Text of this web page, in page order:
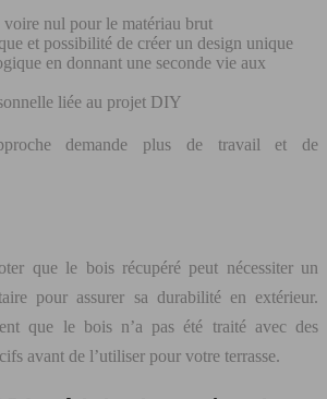
voire nul pour le matériau brut
et possibilité de créer un design unique
en donnant une seconde vie aux
liée au projet DIY
demande plus de travail et de
que le bois récupéré peut nécessiter un
pour assurer sa durabilité en extérieur.
que le bois n’a pas été traité avec des
avant de l’utiliser pour votre terrasse.